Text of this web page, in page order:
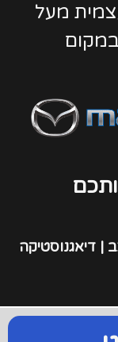
מעל
דיאגנוסטיקה